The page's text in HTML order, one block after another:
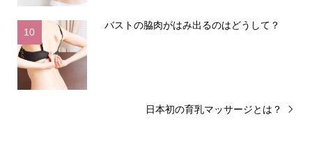
10
バストの脇肉がはみ出るのはどうして？
日本初の育乳マッサージとは？